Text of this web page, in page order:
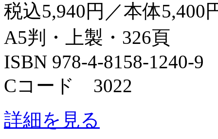
税込5,940円／本体5,400
A5判・上製・326頁
ISBN 978-4-8158-1240-9
Cコード 3022
詳細を見る